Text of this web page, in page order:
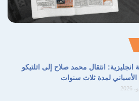
انتقال محمد صلاح إلى اتلتيكو
الأسباني لمدة ثلاث سنوات